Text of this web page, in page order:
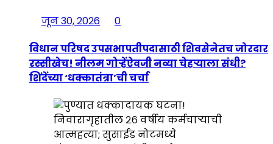
जून 30, 2026
0
विधान परिषद उपसभापतीपदासाठी शिवसेनेतच जोरदार
रस्सीखेच! नीलम गोऱ्हेंऐवजी नव्या चेहऱ्याला संधी?
शिंदेंच्या ‘धक्कातंत्रा’ची चर्चा